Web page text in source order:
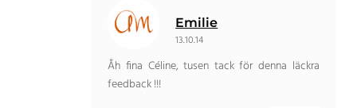
Emilie
13.10.14
Åh fina Céline, tusen tack för denna läckra
feedback !!!